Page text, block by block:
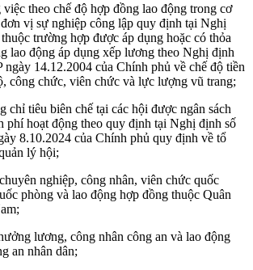
theo chế độ hợp đồng lao động trong cơ
vị sự nghiệp công lập quy định tại Nghị
trường hợp được áp dụng hoặc có thỏa
lao động áp dụng xếp lương theo Nghị định
14.12.2004 của Chính phủ về chế độ tiền
công chức, viên chức và lực lượng vũ trang;
chỉ tiêu biên chế tại các hội được ngân sách
phí hoạt động theo quy định tại Nghị định số
8.10.2024 của Chính phủ quy định về tổ
lý hội;
nghiệp, công nhân, viên chức quốc
phòng và lao động hợp đồng thuộc Quân
lương, công nhân công an và lao động
an nhân dân;